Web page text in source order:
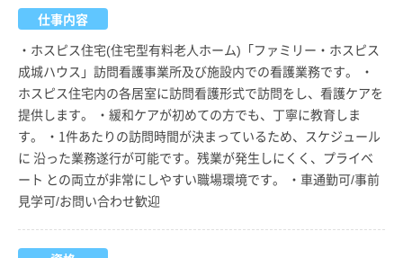
仕事内容
・ホスピス住宅(住宅型有料老人ホーム)「ファミリー・ホスピス
成城ハウス」訪問看護事業所及び施設内での看護業務です。 ・
ホスピス住宅内の各居室に訪問看護形式で訪問をし、看護ケアを
提供します。 ・緩和ケアが初めての方でも、丁寧に教育しま
す。 ・1件あたりの訪問時間が決まっているため、スケジュール
に 沿った業務遂行が可能です。残業が発生しにくく、プライベ
ート との両立が非常にしやすい職場環境です。 ・車通勤可/事前
見学可/お問い合わせ歓迎